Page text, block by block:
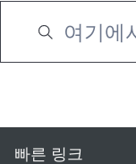
빠른 링크